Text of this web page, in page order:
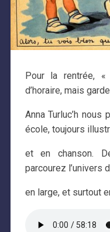
Pour la rentrée,
d’horaire, mais
Anna Turluc’h
école, toujours
et en chanson.
parcourez l’univers
en large, et surtout